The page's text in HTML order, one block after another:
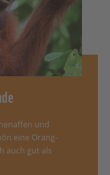
und
eine Orang-
auch gut als